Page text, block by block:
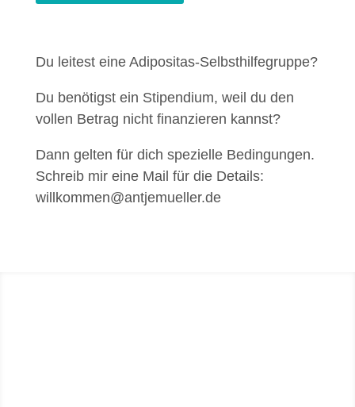
Du leitest eine Adipositas-Selbsthilfegruppe?
Du benötigst ein Stipendium, weil du den
vollen Betrag nicht finanzieren kannst?
Dann gelten für dich spezielle Bedingungen.
Schreib mir eine Mail für die Details:
willkommen@antjemueller.de